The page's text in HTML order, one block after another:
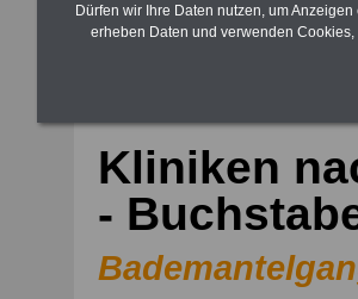
Erholung trägt die „heilende
Wohlfühl-Atmosphäre im Hause
Kliniken
-
Dürfen wir Ihre Daten nutzen, um
erheben Daten und verwenden